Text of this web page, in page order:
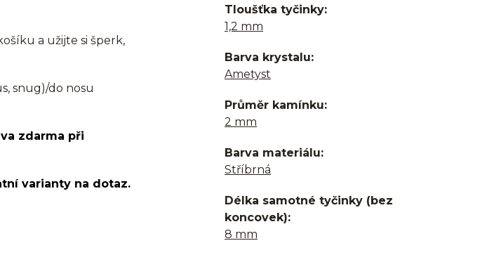
a užijte si šperk,
snug)/do nosu
zdarma při
varianty na dotaz.
Tloušťka tyčinky
1,2 mm
Barva krystalu
Ametyst
Průměr kamínku
2 mm
Barva materiálu
Stříbrná
Délka samotné tyčinky (bez
koncovek)
8 mm